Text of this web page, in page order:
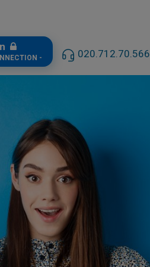
- 020.712.70.566